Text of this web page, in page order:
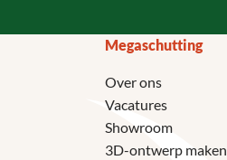
Megaschutting
Over ons
Vacatures
Showroom
3D-ontwerp maken